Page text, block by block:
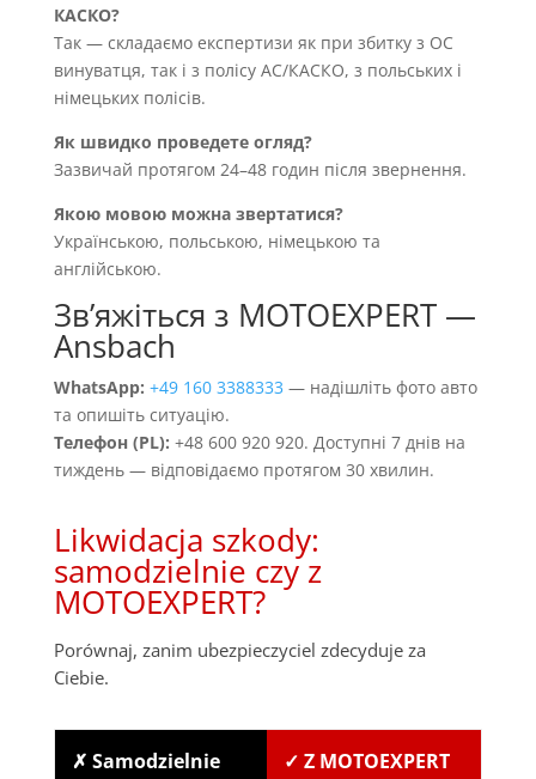
КАСКО?
Так — складаємо експертизи як при збитку з OC
винуватця, так і з полісу AC/КАСКО, з польських і
німецьких полісів.
Як швидко проведете огляд?
Зазвичай протягом 24–48 годин після звернення.
Якою мовою можна звертатися?
Українською, польською, німецькою та
англійською.
Звʼяжіться з MOTOEXPERT —
Ansbach
WhatsApp: +49 160 3388333 — надішліть фото авто
та опишіть ситуацію.
Телефон (PL): +48 600 920 920. Доступні 7 днів на
тиждень — відповідаємо протягом 30 хвилин.
Likwidacja szkody:
samodzielnie czy z
MOTOEXPERT?
Porównaj, zanim ubezpieczyciel zdecyduje za
Ciebie.
✗ Samodzielnie
✓ Z MOTOEXPERT